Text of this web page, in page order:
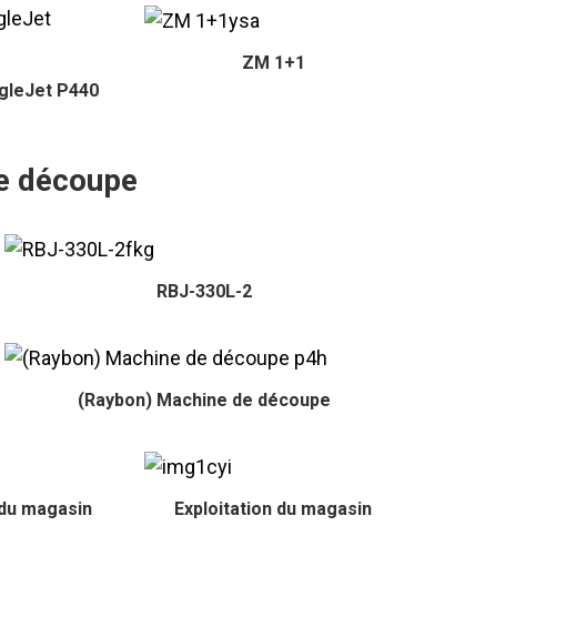
P440
ZM 1+1
découpe
RBJ-330L-2
(Raybon) Machine de découpe
magasin Exploitation du magasin